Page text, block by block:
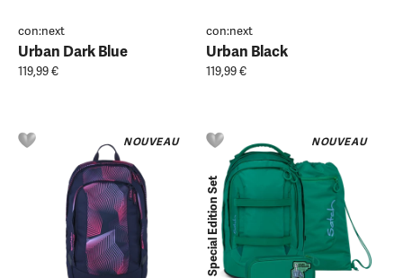
con:next
Urban Dark Blue
119,99 €
con:next
Urban Black
119,99 €
NOUVEAU NOUVEAU
Special Edition Set